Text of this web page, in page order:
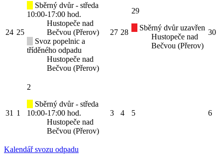
24 25
Sběrný dvůr - středa
10:00-17:00 hod.
Hustopeče nad
Bečvou (Přerov)
Svoz popelnic a
tříděného odpadu
Hustopeče nad
Bečvou (Přerov)
27 28
29
Sběrný dvůr uzavřen
Hustopeče nad
Bečvou (Přerov)
30
31 1
2
Sběrný dvůr - středa
10:00-17:00 hod.
Hustopeče nad
Bečvou (Přerov)
3 4 5 6
Kalendář svozu odpadu